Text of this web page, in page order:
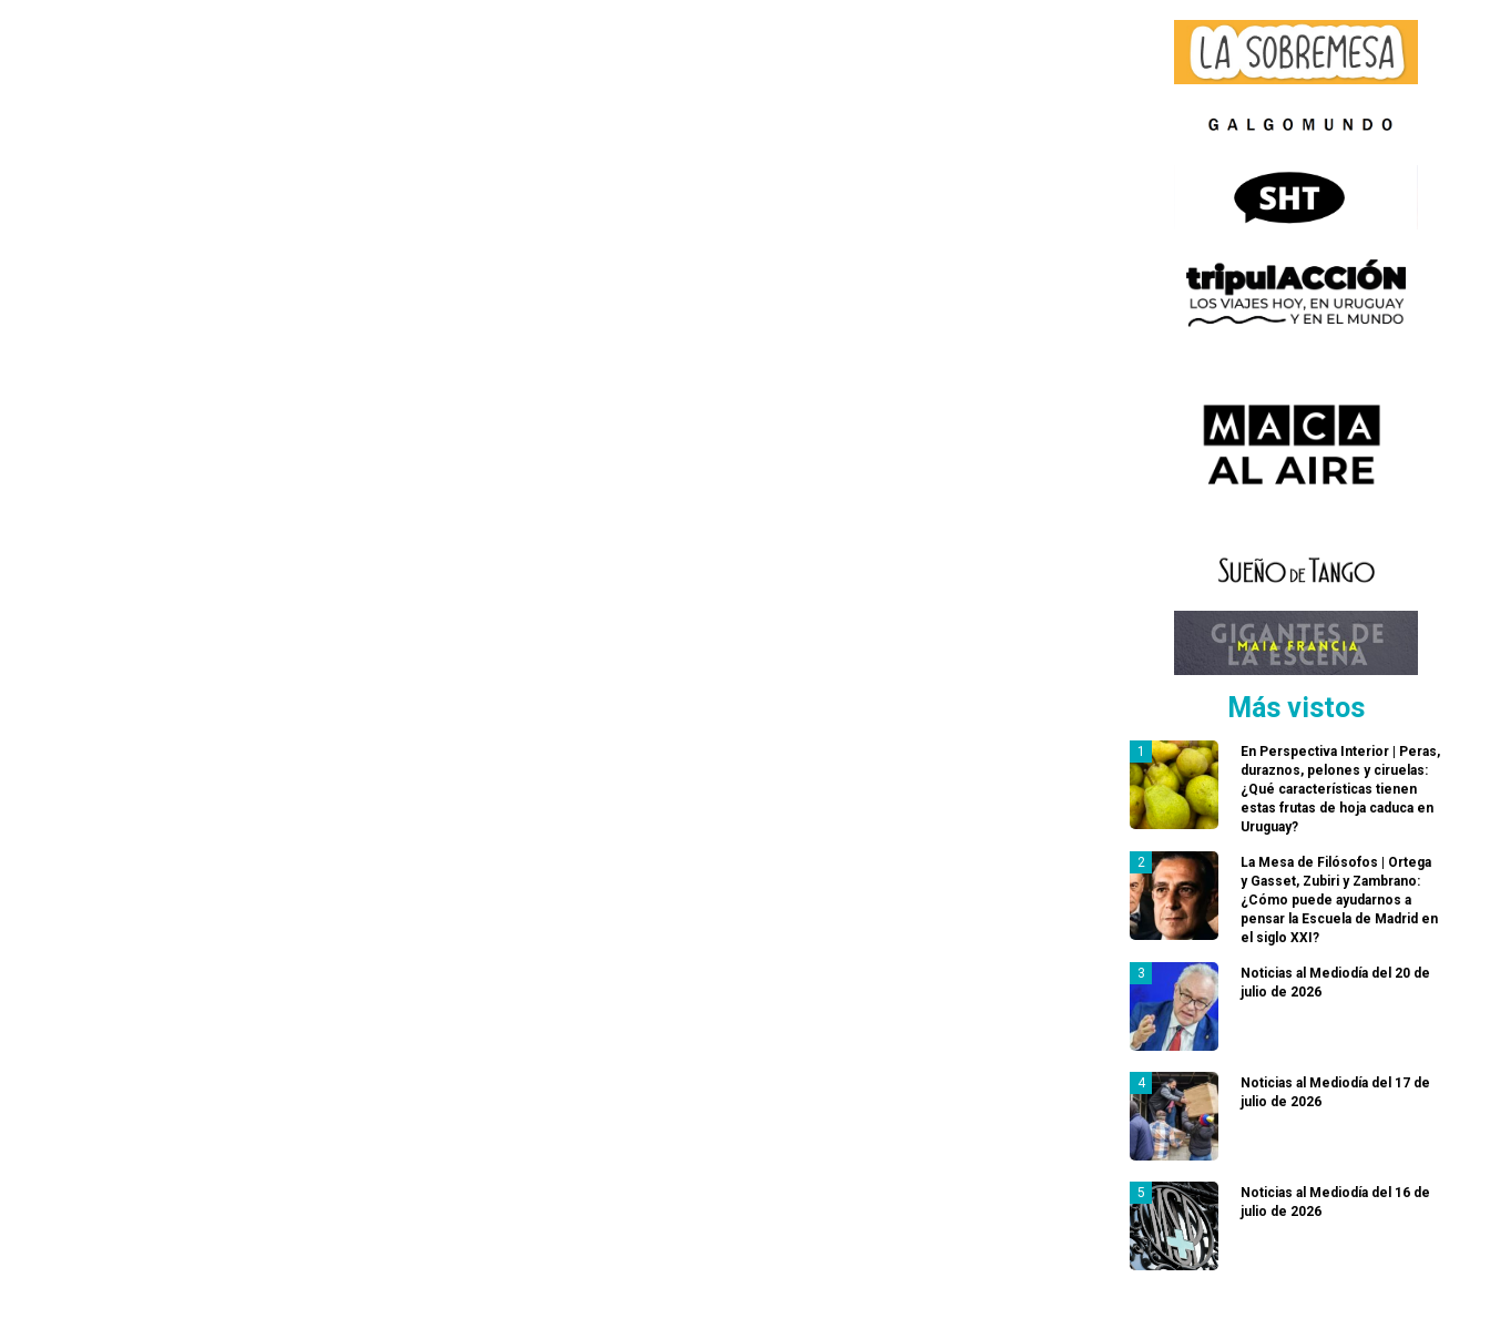
Más vistos
En Perspectiva Interior | Peras,
duraznos, pelones y ciruelas:
¿Qué características tienen
estas frutas de hoja caduca en
Uruguay?
La Mesa de Filósofos | Ortega
y Gasset, Zubiri y Zambrano:
¿Cómo puede ayudarnos a
pensar la Escuela de Madrid en
el siglo XXI?
Noticias al Mediodía del 20 de
julio de 2026
Noticias al Mediodía del 17 de
julio de 2026
Noticias al Mediodía del 16 de
julio de 2026